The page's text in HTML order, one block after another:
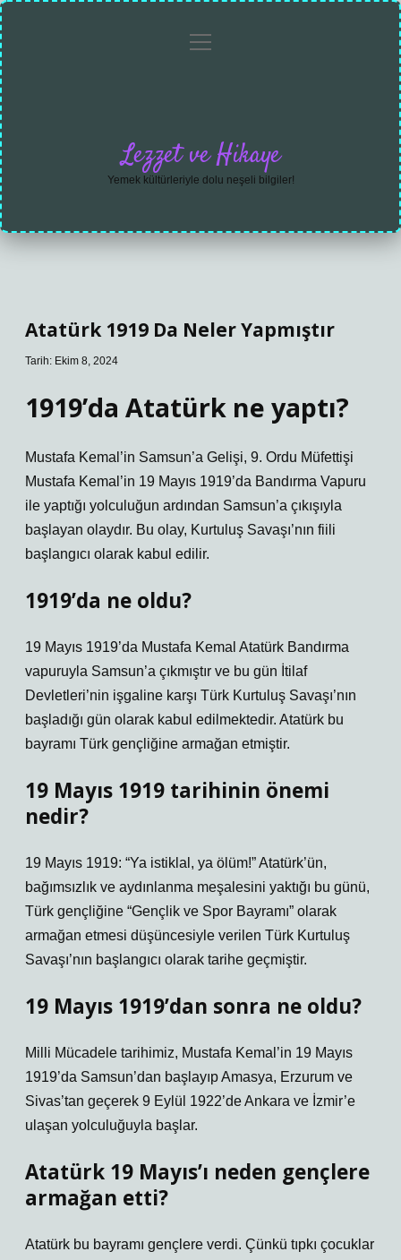
Gizlilikmenüyü
Lezzet ve Hikaye
Yemek kültürleriyle dolu neşeli bilgiler!
Atatürk 1919 Da Neler Yapmıştır
Tarih: Ekim 8, 2024
1919’da Atatürk ne yaptı?
Mustafa Kemal’in Samsun’a Gelişi, 9. Ordu Müfettişi
Mustafa Kemal’in 19 Mayıs 1919’da Bandırma Vapuru
ile yaptığı yolculuğun ardından Samsun’a çıkışıyla
başlayan olaydır. Bu olay, Kurtuluş Savaşı’nın fiili
başlangıcı olarak kabul edilir.
1919’da ne oldu?
19 Mayıs 1919’da Mustafa Kemal Atatürk Bandırma
vapuruyla Samsun’a çıkmıştır ve bu gün İtilaf
Devletleri’nin işgaline karşı Türk Kurtuluş Savaşı’nın
başladığı gün olarak kabul edilmektedir. Atatürk bu
bayramı Türk gençliğine armağan etmiştir.
19 Mayıs 1919 tarihinin önemi
nedir?
19 Mayıs 1919: “Ya istiklal, ya ölüm!” Atatürk’ün,
bağımsızlık ve aydınlanma meşalesini yaktığı bu günü,
Türk gençliğine “Gençlik ve Spor Bayramı” olarak
armağan etmesi düşüncesiyle verilen Türk Kurtuluş
Savaşı’nın başlangıcı olarak tarihe geçmiştir.
19 Mayıs 1919’dan sonra ne oldu?
Milli Mücadele tarihimiz, Mustafa Kemal’in 19 Mayıs
1919’da Samsun’dan başlayıp Amasya, Erzurum ve
Sivas’tan geçerek 9 Eylül 1922’de Ankara ve İzmir’e
ulaşan yolculuğuyla başlar.
Atatürk 19 Mayıs’ı neden gençlere
armağan etti?
Atatürk bu bayramı gençlere verdi. Çünkü tıpkı çocuklar